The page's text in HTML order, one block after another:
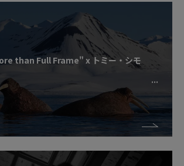
than Full Frame" x トミー・シモ